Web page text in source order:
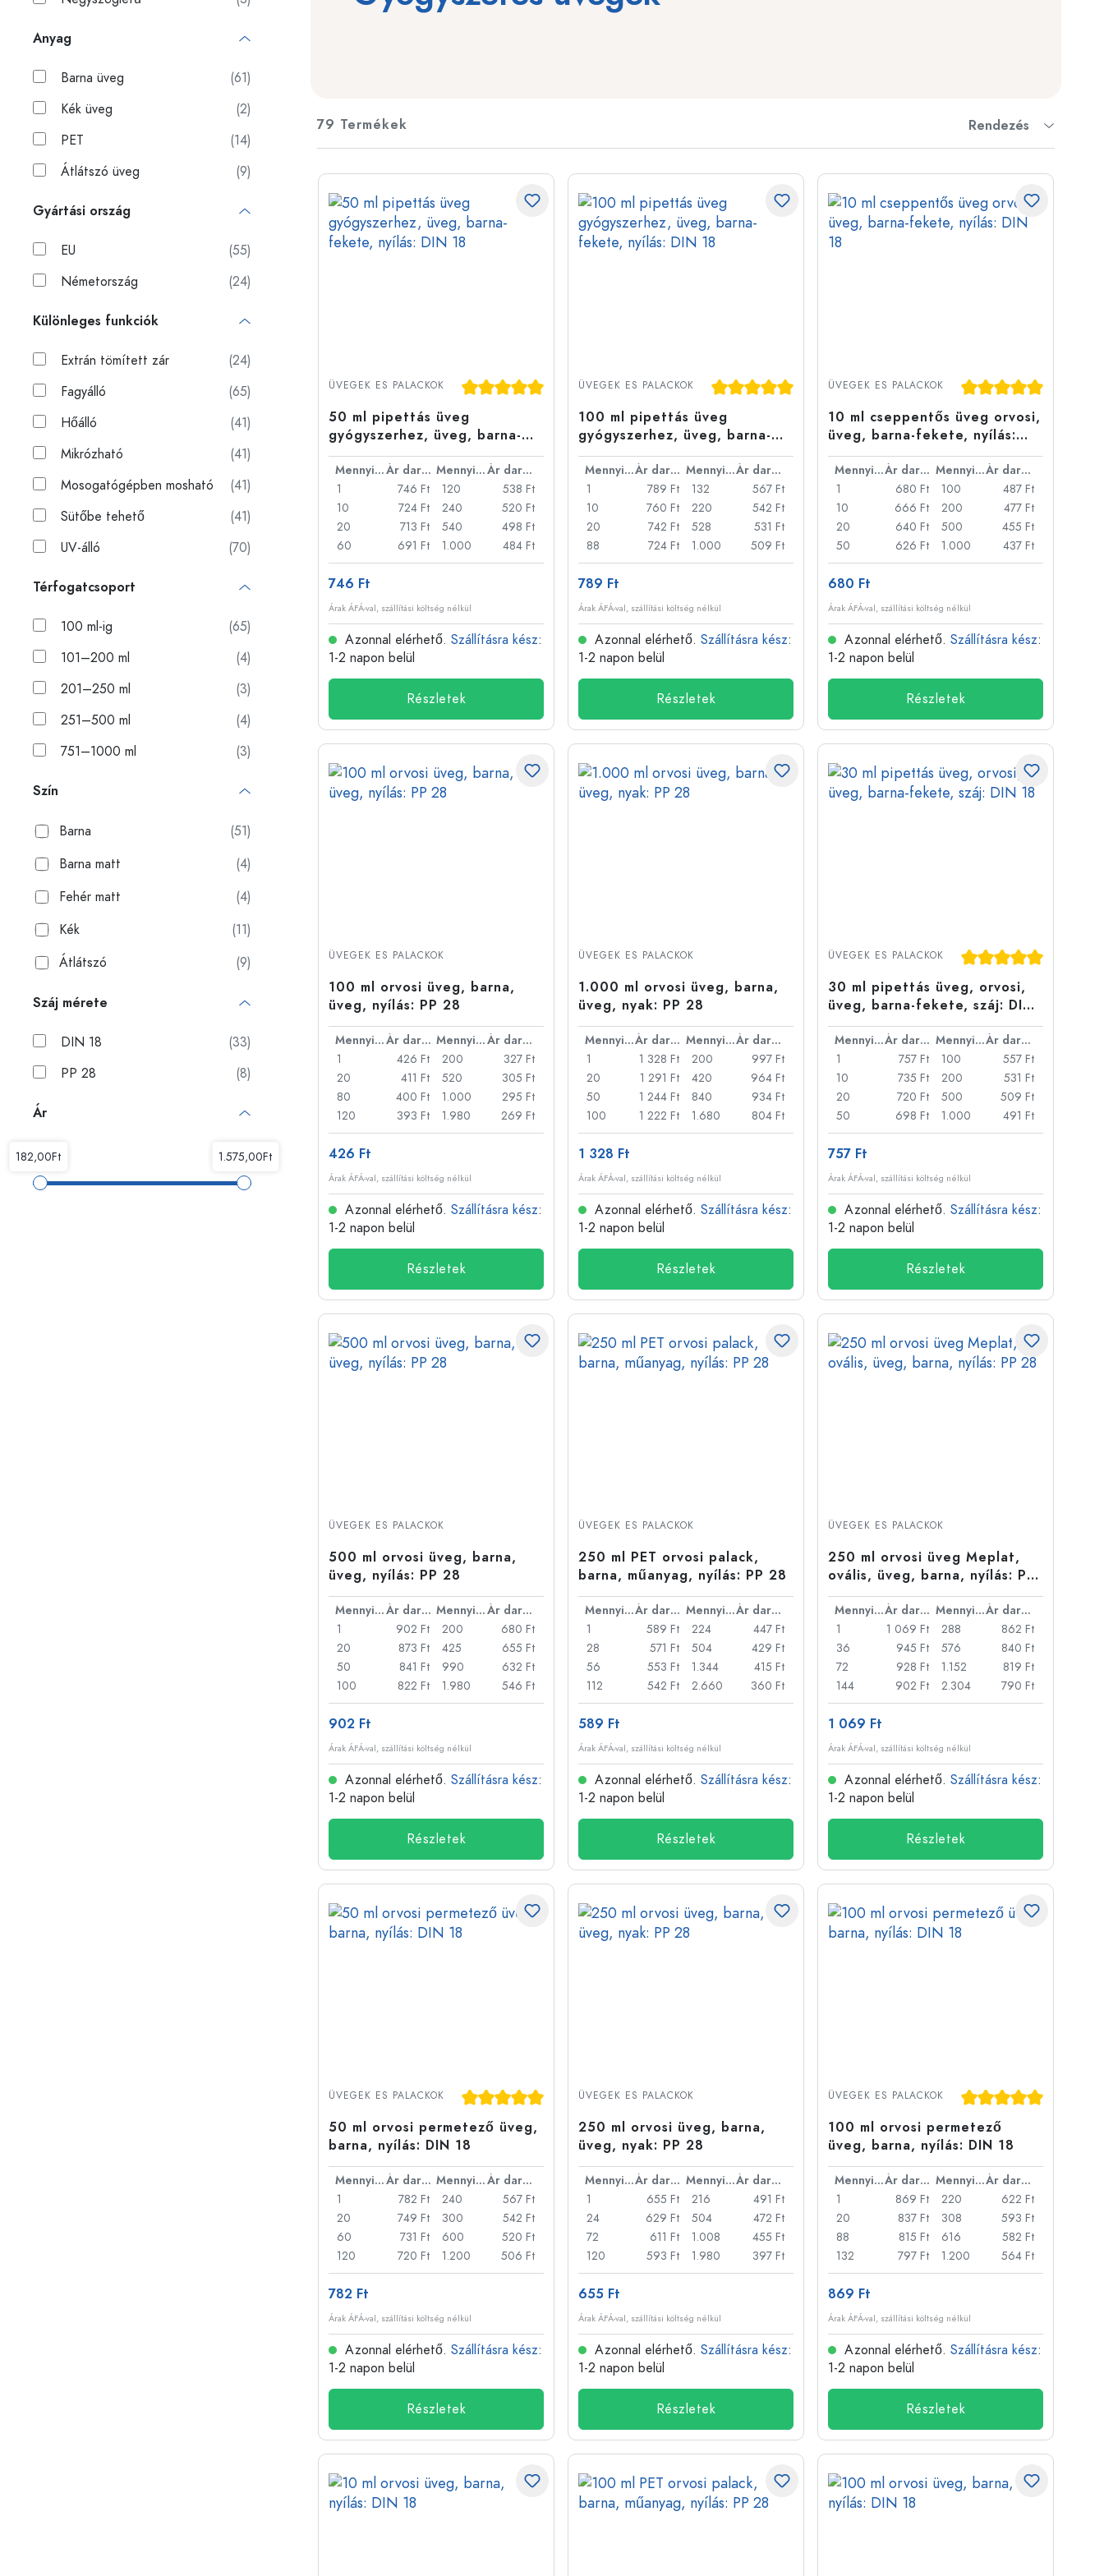
Fedelek és zárak
Tartozékok
Újdonságok
Palackok felhasználás szerint
Borospalackok
Söröspalackok
Ivópalackok
Gyógyszeres üvegek
Palackok forma szerint
Gyógyszertári palackok
Palackok fogantyúval
Hosszú nyakú palackok
Szögletes palackok
Különleges formájú palackok
Hengeralakú palackok
Demizsonok és üvegballonok
Üvegpalackok
Műanyag palackok
Alumíniumpalackok
Anyag
Barna üveg
(61)
Kék üveg
(2)
PET
(14)
Átlátszó üveg
(9)
Gyártási ország
EU
(55)
Németország
(24)
Különleges funkciók
Extrán tömített zár
(24)
Fagyálló
(65)
Hőálló
(41)
Mikrózható
(41)
Mosogatógépben mosható
(41)
Sütőbe tehető
(41)
UV-álló
(70)
Térfogatcsoport
100 ml-ig
(65)
101–200 ml
(4)
201–250 ml
(3)
251–500 ml
(4)
751–1000 ml
(3)
Szín
Barna
(51)
Barna matt
(4)
Fehér matt
(4)
Kék
(11)
Átlátszó
(9)
Száj mérete
DIN 18
(33)
PP 28
(8)
Ár
79 Termékek Rendezés
Átlagos értékelés 5 a 5 csillagból
ÜVEGEK ES PALACKOK
50 ml pipettás üveg
gyógyszerhez, üveg, barna-
fekete, nyílás: DIN 18
Mennyiség Ár darabonként Mennyiség
Ár darabonként
1
746 Ft
10
724 Ft
20
713 Ft
60
691 Ft
120
538 Ft
240
520 Ft
540
498 Ft
1.000
484 Ft
746 Ft
Árak ÁFÁ-val, szállítási költség nélkül
Azonnal elérhető. Szállításra kész:
1-2 napon belül
Részletek
Átlagos értékelés 5 a 5 csillagból
ÜVEGEK ES PALACKOK
100 ml pipettás üveg
gyógyszerhez, üveg, barna-
fekete, nyílás: DIN 18
Mennyiség Ár darabonként Mennyiség
Ár darabonként
1
789 Ft
10
760 Ft
20
742 Ft
88
724 Ft
132
567 Ft
220
542 Ft
528
531 Ft
1.000
509 Ft
789 Ft
Árak ÁFÁ-val, szállítási költség nélkül
Azonnal elérhető. Szállításra kész:
1-2 napon belül
Részletek
Átlagos értékelés 5 a
ÜVEGEK ES PALACKOK
10 ml cseppentős üveg orvosi,
üveg, barna-fekete, nyílás:
DIN 18
Mennyiség Ár darabonként Mennyiség
Ár darabonként
1
680 Ft
10
666 Ft
20
640 Ft
50
626 Ft
100
487 Ft
200
477 Ft
500
455 Ft
1.000
437 Ft
680 Ft
Árak ÁFÁ-val, szállítási költség nélkül
Azonnal elérhető. Szállításra kész:
1-2 napon belül
Részletek
ÜVEGEK ES PALACKOK
100 ml orvosi üveg, barna,
üveg, nyílás: PP 28
Mennyiség Ár darabonként Mennyiség
Ár darabonként
1
426 Ft
20
411 Ft
80
400 Ft
120
393 Ft
200
327 Ft
520
305 Ft
1.000
295 Ft
1.980
269 Ft
426 Ft
Árak ÁFÁ-val, szállítási költség nélkül
Azonnal elérhető. Szállításra kész:
1-2 napon belül
Részletek
ÜVEGEK ES PALACKOK
1.000 ml orvosi üveg, barna,
üveg, nyak: PP 28
Mennyiség Ár darabonként Mennyiség
Ár darabonként
1
1 328 Ft
20
1 291 Ft
50
1 244 Ft
100
1 222 Ft
200
997 Ft
420
964 Ft
840
934 Ft
1.680
804 Ft
1 328 Ft
Árak ÁFÁ-val, szállítási költség nélkül
Azonnal elérhető. Szállításra kész:
1-2 napon belül
Részletek
Átlagos értékelés 5 a
ÜVEGEK ES PALACKOK
30 ml pipettás üveg, orvosi,
üveg, barna-fekete, száj: DIN
18
Mennyiség Ár darabonként Mennyiség
Ár darabonként
1
757 Ft
10
735 Ft
20
720 Ft
50
698 Ft
100
557 Ft
200
531 Ft
500
509 Ft
1.000
491 Ft
757 Ft
Árak ÁFÁ-val, szállítási költség nélkül
Azonnal elérhető. Szállításra kész:
1-2 napon belül
Részletek
ÜVEGEK ES PALACKOK
500 ml orvosi üveg, barna,
üveg, nyílás: PP 28
Mennyiség Ár darabonként Mennyiség
Ár darabonként
1
902 Ft
20
873 Ft
50
841 Ft
100
822 Ft
200
680 Ft
425
655 Ft
990
632 Ft
1.980
546 Ft
902 Ft
Árak ÁFÁ-val, szállítási költség nélkül
Azonnal elérhető. Szállításra kész:
1-2 napon belül
Részletek
ÜVEGEK ES PALACKOK
250 ml PET orvosi palack,
barna, műanyag, nyílás: PP 28
Mennyiség Ár darabonként Mennyiség
Ár darabonként
1
589 Ft
28
571 Ft
56
553 Ft
112
542 Ft
224
447 Ft
504
429 Ft
1.344
415 Ft
2.660
360 Ft
589 Ft
Árak ÁFÁ-val, szállítási költség nélkül
Azonnal elérhető. Szállításra kész:
1-2 napon belül
Részletek
ÜVEGEK ES PALACKOK
250 ml orvosi üveg Meplat,
ovális, üveg, barna, nyílás: PP
28
Mennyiség Ár darabonként Mennyiség
Ár darabonként
1
1 069 Ft
36
945 Ft
72
928 Ft
144
902 Ft
288
862 Ft
576
840 Ft
1.152
819 Ft
2.304
790 Ft
1 069 Ft
Árak ÁFÁ-val, szállítási költség nélkül
Azonnal elérhető. Szállításra kész:
1-2 napon belül
Részletek
Átlagos értékelés 5 a 5 csillagból
ÜVEGEK ES PALACKOK
50 ml orvosi permetező üveg,
barna, nyílás: DIN 18
Mennyiség Ár darabonként Mennyiség
Ár darabonként
1
782 Ft
20
749 Ft
60
731 Ft
120
720 Ft
240
567 Ft
300
542 Ft
600
520 Ft
1.200
506 Ft
782 Ft
Árak ÁFÁ-val, szállítási költség nélkül
Azonnal elérhető. Szállításra kész:
1-2 napon belül
Részletek
ÜVEGEK ES PALACKOK
250 ml orvosi üveg, barna,
üveg, nyak: PP 28
Mennyiség Ár darabonként Mennyiség
Ár darabonként
1
655 Ft
24
629 Ft
72
611 Ft
120
593 Ft
216
491 Ft
504
472 Ft
1.008
455 Ft
1.980
397 Ft
655 Ft
Árak ÁFÁ-val, szállítási költség nélkül
Azonnal elérhető. Szállításra kész:
1-2 napon belül
Részletek
Átlagos értékelés 5 a
ÜVEGEK ES PALACKOK
100 ml orvosi permetező
üveg, barna, nyílás: DIN 18
Mennyiség Ár darabonként Mennyiség
Ár darabonként
1
869 Ft
20
837 Ft
88
815 Ft
132
797 Ft
220
622 Ft
308
593 Ft
616
582 Ft
1.200
564 Ft
869 Ft
Árak ÁFÁ-val, szállítási költség nélkül
Azonnal elérhető. Szállításra kész:
1-2 napon belül
Részletek